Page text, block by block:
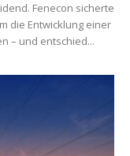
Fenecon sicherte
die Entwicklung einer
– und entschied...